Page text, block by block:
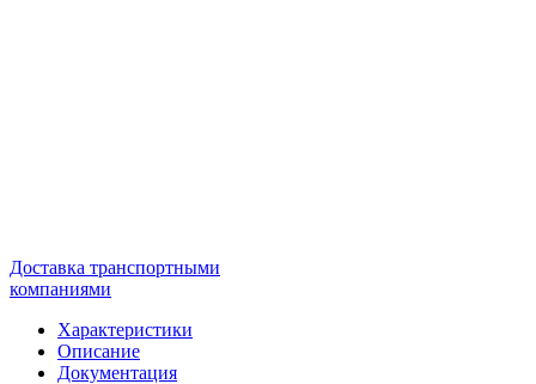
Доставка транспортными
компаниями
Характеристики
Описание
Документация